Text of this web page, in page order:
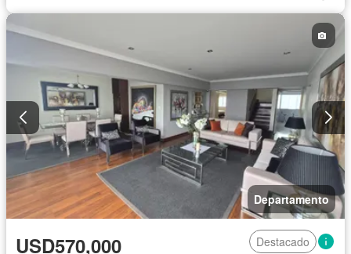
Departamento
USD570,000 Destacado